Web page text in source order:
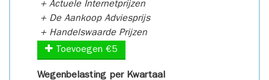
+ Actuele Internetprijzen
+ De Aankoop Adviesprijs
+ Handelswaarde Prijzen
Toevoegen €5
Wegenbelasting per Kwartaal